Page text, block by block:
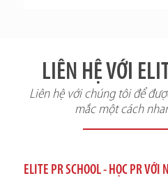
LIÊN HỆ VỚI
Liên hệ với chúng tôi để
mắc một cách
ELITE PR SCHOOL - HỌC PR VỚI